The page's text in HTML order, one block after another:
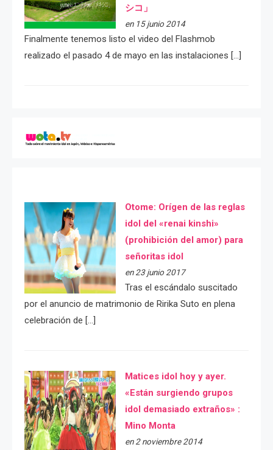
シコ」
en 15 junio 2014
Finalmente tenemos listo el video del Flashmob
realizado el pasado 4 de mayo en las instalaciones […]
Otome: Orígen de las reglas
idol del «renai kinshi»
(prohibición del amor) para
señoritas idol
en 23 junio 2017
Tras el escándalo suscitado
por el anuncio de matrimonio de Ririka Suto en plena
celebración de […]
Matices idol hoy y ayer.
«Están surgiendo grupos
idol demasiado extraños» :
Mino Monta
en 2 noviembre 2014